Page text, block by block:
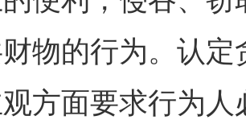
物的行为。认
方面要求行为